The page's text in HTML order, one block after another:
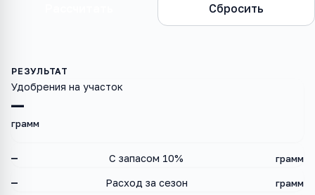
Сбросить
—
Удобрения на участок
грамм
— С запасом 10% грамм
— Расход за сезон грамм